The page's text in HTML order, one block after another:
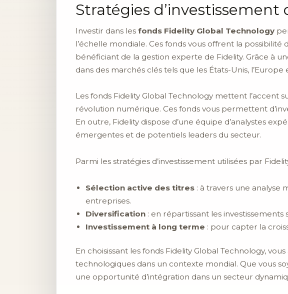
Stratégies d’investissement
Investir dans les fonds Fidelity Global Technology
l’échelle mondiale. Ces fonds vous offrent la
bénéficiant de la gestion experte de Fidelity. Grâce à
dans des marchés clés tels que les États-Unis, l’Europe
Les fonds Fidelity Global Technology mettent l’accent
révolution numérique. Ces fonds vous permettent
En outre, Fidelity dispose d’une équipe d’analystes
émergentes et de potentiels leaders du secteur.
Parmi les stratégies d’investissement utilisées par
Sélection active des titres : à travers une analyse
entreprises.
Diversification : en répartissant les
Investissement à long terme : pour capter la
En choisissant les fonds Fidelity Global Technology,
technologiques dans un contexte mondial. Que vous
une opportunité d’intégration dans un secteur